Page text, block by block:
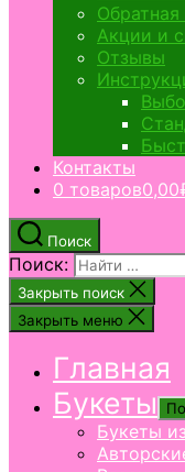
Обратная
Акции и
Отзывы
Контакты
0 товаров
Поиск
Поиск:
Закрыть поиск
Закрыть меню
Главная
Букеты
Букеты